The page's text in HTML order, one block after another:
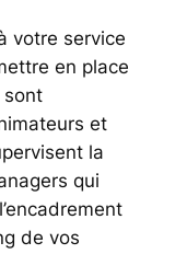
votre service
en place
sont
et
la
qui
de vos